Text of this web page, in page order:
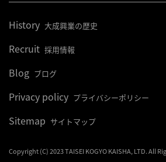
History 大成興業の歴史
Recruit 採用情報
Blog ブログ
Privacy policy プライバシーポリシー
Sitemap サイトマップ
Copyright (C) 2023 TAISEI KOGYO KAISHA, LTD. All